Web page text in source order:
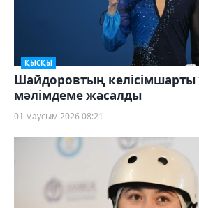
ҚЫСҚЫ
Шайдоровтың
мәлімдеме жасалды
01 маусым 2026 08:21